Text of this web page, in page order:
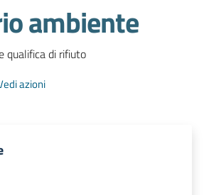
ambiente
qualifica di rifiuto
azioni